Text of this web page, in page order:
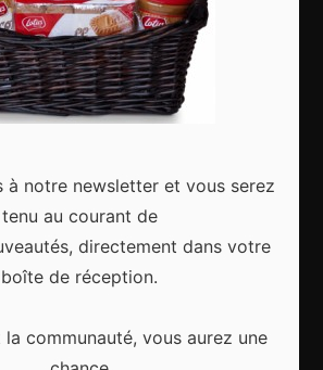
à notre newsletter et vous serez
tenu au courant de
directement dans votre
boîte de réception.
la communauté, vous aurez une